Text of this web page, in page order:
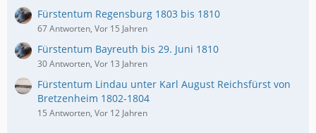
Fürstentum Regensburg 1803 bis 1810
67 Antworten, Vor 15 Jahren
Fürstentum Bayreuth bis 29. Juni 1810
30 Antworten, Vor 13 Jahren
Fürstentum Lindau unter Karl August Reichsfürst von
Bretzenheim 1802-1804
15 Antworten, Vor 12 Jahren